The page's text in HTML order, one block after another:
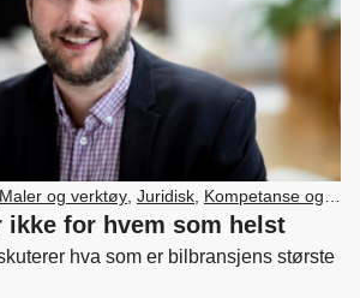
Maler og verktøy Juridisk Kompetanse og
,Lover og regler ,Medlemskap og
Nyttekjøretøy Næringspolitikk
Skatt og
Forhandler og servicemarkedsdrift
ikke for hvem som helst
hva som er bilbransjens største